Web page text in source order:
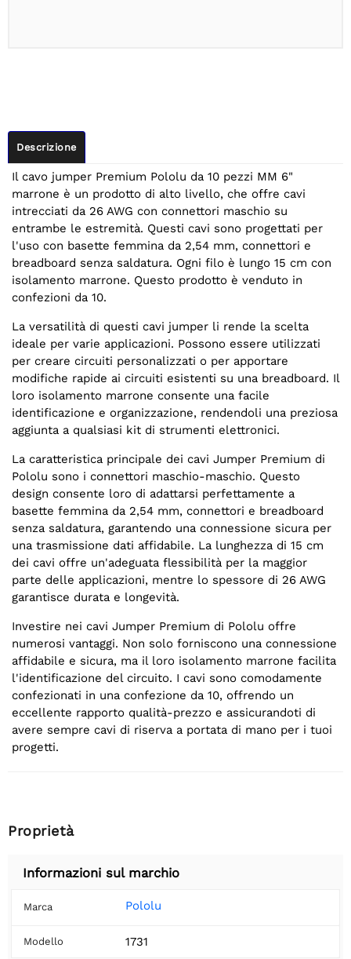
Descrizione
Il cavo jumper Premium Pololu da 10 pezzi MM 6"
marrone è un prodotto di alto livello, che offre cavi
intrecciati da 26 AWG con connettori maschio su
entrambe le estremità. Questi cavi sono progettati per
l'uso con basette femmina da 2,54 mm, connettori e
breadboard senza saldatura. Ogni filo è lungo 15 cm con
isolamento marrone. Questo prodotto è venduto in
confezioni da 10.
La versatilità di questi cavi jumper li rende la scelta
ideale per varie applicazioni. Possono essere utilizzati
per creare circuiti personalizzati o per apportare
modifiche rapide ai circuiti esistenti su una breadboard. Il
loro isolamento marrone consente una facile
identificazione e organizzazione, rendendoli una preziosa
aggiunta a qualsiasi kit di strumenti elettronici.
La caratteristica principale dei cavi Jumper Premium di
Pololu sono i connettori maschio-maschio. Questo
design consente loro di adattarsi perfettamente a
basette femmina da 2,54 mm, connettori e breadboard
senza saldatura, garantendo una connessione sicura per
una trasmissione dati affidabile. La lunghezza di 15 cm
dei cavi offre un'adeguata flessibilità per la maggior
parte delle applicazioni, mentre lo spessore di 26 AWG
garantisce durata e longevità.
Investire nei cavi Jumper Premium di Pololu offre
numerosi vantaggi. Non solo forniscono una connessione
affidabile e sicura, ma il loro isolamento marrone facilita
l'identificazione del circuito. I cavi sono comodamente
confezionati in una confezione da 10, offrendo un
eccellente rapporto qualità-prezzo e assicurandoti di
avere sempre cavi di riserva a portata di mano per i tuoi
progetti.
Proprietà
Informazioni sul marchio
Marca Pololu
Modello 1731